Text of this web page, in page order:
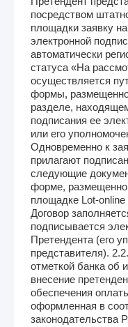
посредством
площадки заявку
электронной
автоматически
статуса «На
осуществляется
формы,
разделе,
подписания ее
или его
Одновременно к
прилагают
следующие
форме,
площадке Lot-
Договор
подписывается
Претендента (его
представителя).
отметкой банка об
внесение
обеспечения
оформленная в
законодательства